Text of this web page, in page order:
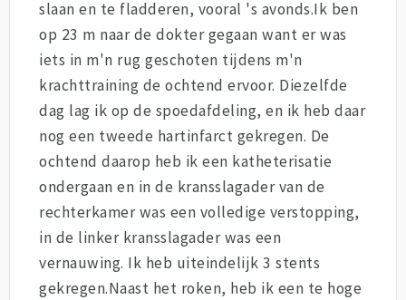
slaan en te fladderen, vooral 's avonds.Ik ben
op 23 m naar de dokter gegaan want er was
iets in m'n rug geschoten tijdens m'n
krachttraining de ochtend ervoor. Diezelfde
dag lag ik op de spoedafdeling, en ik heb daar
nog een tweede hartinfarct gekregen. De
ochtend daarop heb ik een katheterisatie
ondergaan en in de kransslagader van de
rechterkamer was een volledige verstopping,
in de linker kransslagader was een
vernauwing. Ik heb uiteindelijk 3 stents
gekregen.Naast het roken, heb ik een te hoge